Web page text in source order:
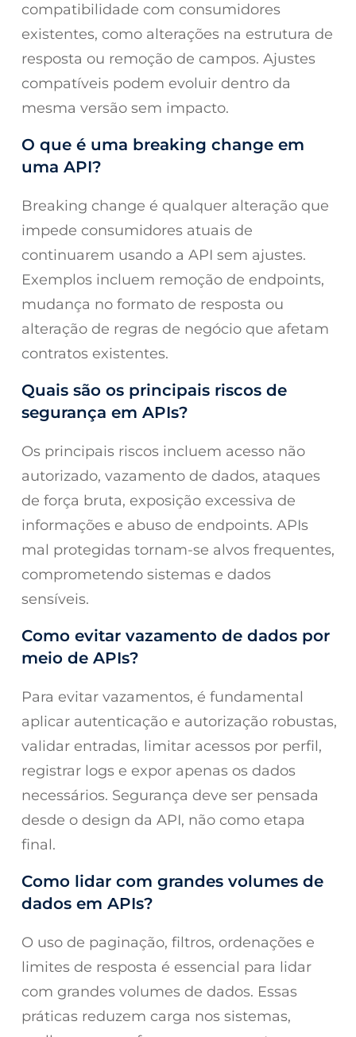
compatibilidade com consumidores
existentes, como alterações na estrutura de
resposta ou remoção de campos. Ajustes
compatíveis podem evoluir dentro da
mesma versão sem impacto.
O que é uma breaking change em
uma API?
Breaking change é qualquer alteração que
impede consumidores atuais de
continuarem usando a API sem ajustes.
Exemplos incluem remoção de endpoints,
mudança no formato de resposta ou
alteração de regras de negócio que afetam
contratos existentes.
Quais são os principais riscos de
segurança em APIs?
Os principais riscos incluem acesso não
autorizado, vazamento de dados, ataques
de força bruta, exposição excessiva de
informações e abuso de endpoints. APIs
mal protegidas tornam-se alvos frequentes,
comprometendo sistemas e dados
sensíveis.
Como evitar vazamento de dados por
meio de APIs?
Para evitar vazamentos, é fundamental
aplicar autenticação e autorização robustas,
validar entradas, limitar acessos por perfil,
registrar logs e expor apenas os dados
necessários. Segurança deve ser pensada
desde o design da API, não como etapa
final.
Como lidar com grandes volumes de
dados em APIs?
O uso de paginação, filtros, ordenações e
limites de resposta é essencial para lidar
com grandes volumes de dados. Essas
práticas reduzem carga nos sistemas,